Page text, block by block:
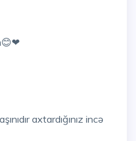
axtardığınız incə